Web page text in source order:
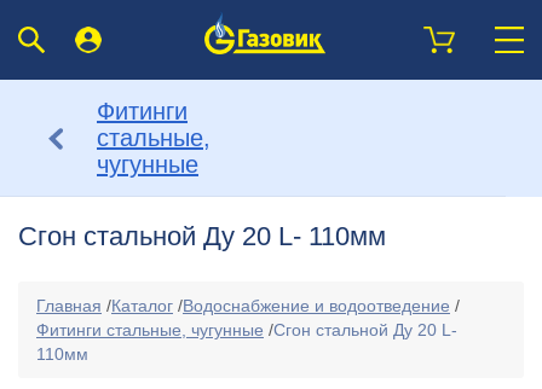
Фитинги
стальные,
чугунные
Сгон стальной Ду 20 L- 110мм
Главная /Каталог /Водоснабжение и водоотведение /
Фитинги стальные, чугунные /Сгон стальной Ду 20 L-
110мм